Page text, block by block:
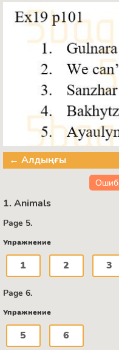
← Алдыңғы
1. Animals
Page 5.
Упражнение
1 2 3
Page 6.
Упражнение
5 6